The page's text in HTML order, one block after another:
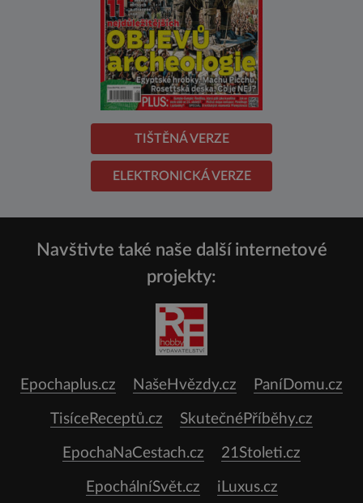
TIŠTĚNÁ VERZE
ELEKTRONICKÁ VERZE
Navštivte také naše další internetové
projekty:
Epochaplus.cz NašeHvězdy.cz PaníDomu.cz
TisíceReceptů.cz SkutečnéPříběhy.cz
EpochaNaCestach.cz 21Stoleti.cz
EpochálníSvět.cz iLuxus.cz